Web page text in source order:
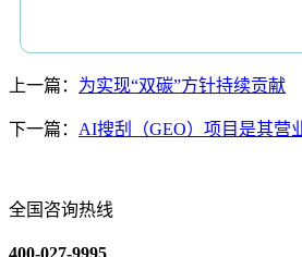
上一篇： 为实现“双碳”方针持续贡献
下一篇： AI搜刮（GEO）项目是其营
全国咨询热线
400-027-9995